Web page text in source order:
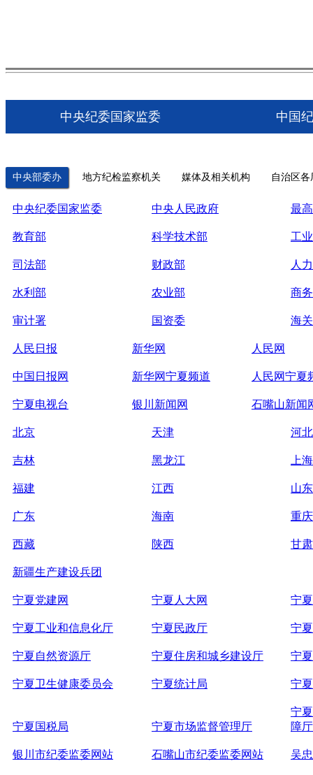
中央纪委国家监委 中国
中央部委办 地方纪检监察机关 媒体及相关机构 自治区
中央纪委国家监委 中央人民政府 最
教育部 科学技术部 工
司法部 财政部 人
水利部 农业部 商
审计署 国资委 海
人民日报 新华网 人民网
中国日报网 新华网宁夏频道 人民网宁夏
宁夏电视台 银川新闻网 石嘴山新闻
北京 天津 河北
吉林 黑龙江 上海
福建 江西 山东
广东 海南 重庆
西藏 陕西 甘肃
新疆生产建设兵团
宁夏党建网 宁夏人大网 宁
宁夏工业和信息化厅 宁夏民政厅 宁
宁夏自然资源厅 宁夏住房和城乡建设厅 宁
宁夏卫生健康委员会 宁夏统计局 宁
宁夏国税局 宁夏市场监督管理厅
宁
障厅
银川市纪委监委网站 石嘴山市纪委监委网站 吴